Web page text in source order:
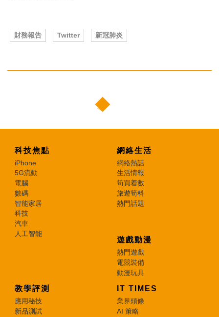
財務報告 Twitter 新冠肺炎
科技焦點
iPhone
5G流動
電腦
數碼
智能家居
科技
汽車
人工智能
網絡生活
網絡熱話
生活情報
筍買着數
旅遊筍料
熱門話題
遊戲動漫
熱門遊戲
電競裝備
動漫玩具
教學評測
應用秘技
新品測試
IT TIMES
業界頭條
AI 策略